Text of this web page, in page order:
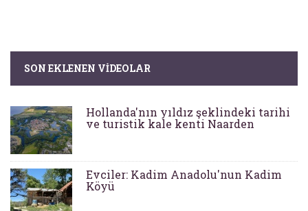
SON EKLENEN VIDEOLAR
Hollanda'nın yıldız şeklindeki tarihi
ve turistik kale kenti Naarden
Evciler: Kadim Anadolu'nun Kadim
Köyü